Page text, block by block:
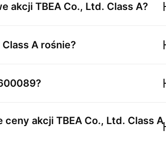
akcji TBEA Co., Ltd. Class A?
A rośnie?
?
ceny akcji TBEA Co., Ltd. Class A